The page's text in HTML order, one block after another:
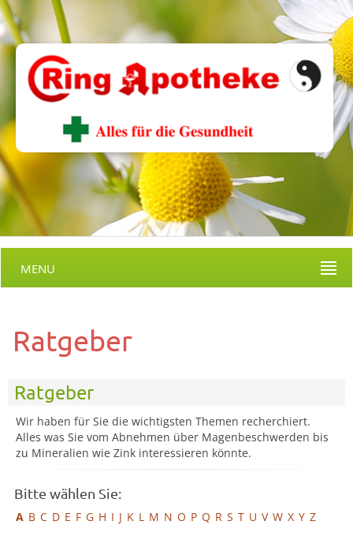
MENU
Ratgeber
Ratgeber
Wir haben für Sie die wichtigsten Themen recherchiert.
Alles was Sie vom Abnehmen über Magenbeschwerden bis
zu Mineralien wie Zink interessieren könnte.
Bitte wählen Sie:
A B C D E F G H I J K L M N O P Q R S T U V W X Y Z